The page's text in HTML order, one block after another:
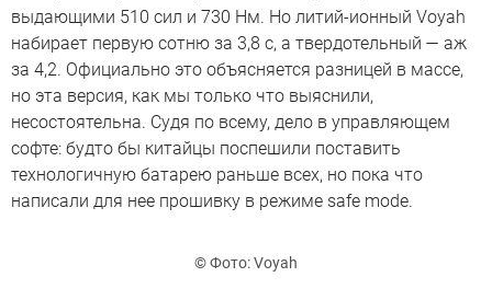
выдающими 510 сил и 730 Нм. Но литий-ионный Voyah
набирает первую сотню за 3,8 с, а твердотельный — аж
за 4,2. Официально это объясняется разницей в массе,
но эта версия, как мы только что выяснили,
несостоятельна. Судя по всему, дело в управляющем
софте: будто бы китайцы поспешили поставить
технологичную батарею раньше всех, но пока что
написали для нее прошивку в режиме safe mode.
© Фото: Voyah